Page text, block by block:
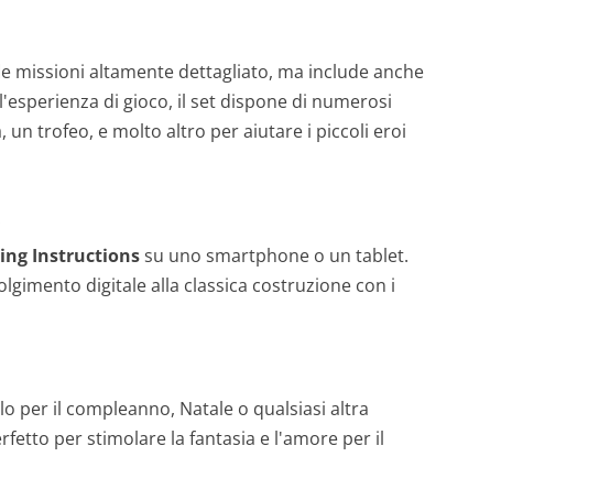
missioni altamente dettagliato, ma include anche
di gioco, il set dispone di numerosi
un trofeo, e molto altro per aiutare i piccoli eroi
Instructionssu uno smartphone o un tablet.
digitale alla classica costruzione con i
per il compleanno, Natale o qualsiasi altra
per stimolare la fantasia e l'amore per il